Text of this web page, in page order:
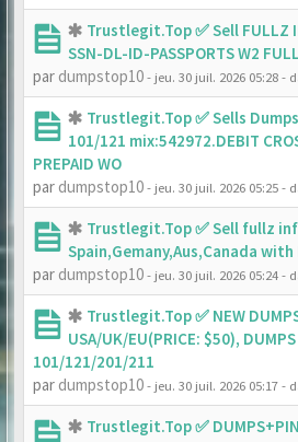
Trustlegit.Top ✅ Sell FULLZ
SSN-DL-ID-PASSPORTS W2
par dumpstop10- jeu. 30 juil. 2026 05:28-
Trustlegit.Top ✅ Sells
101/121 mix:542972.DEBIT
PREPAID WO
par dumpstop10- jeu. 30 juil. 2026 05:25-
Trustlegit.Top ✅ Sell fullz
Spain,Gemany,Aus,Canada with
par dumpstop10- jeu. 30 juil. 2026 05:24-
Trustlegit.Top ✅ NEW
USA/UK/EU(PRICE: $50),
101/121/201/211
par dumpstop10- jeu. 30 juil. 2026 05:17-
Trustlegit.Top ✅